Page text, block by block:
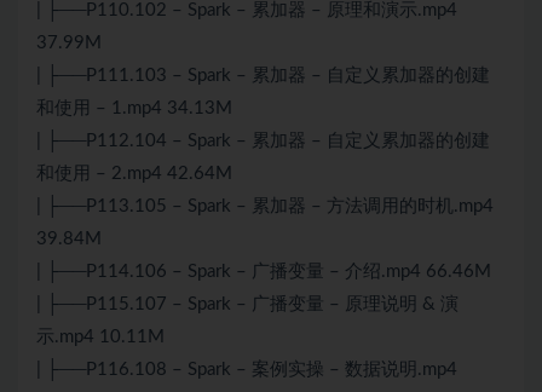
| ├──P110.102 – Spark – 累加器 – 原理和演示.mp4
37.99M
| ├──P111.103 – Spark – 累加器 – 自定义累加器的创建
和使用 – 1.mp4 34.13M
| ├──P112.104 – Spark – 累加器 – 自定义累加器的创建
和使用 – 2.mp4 42.64M
| ├──P113.105 – Spark – 累加器 – 方法调用的时机.mp4
39.84M
| ├──P114.106 – Spark – 广播变量 – 介绍.mp4 66.46M
| ├──P115.107 – Spark – 广播变量 – 原理说明 & 演
示.mp4 10.11M
| ├──P116.108 – Spark – 案例实操 – 数据说明.mp4